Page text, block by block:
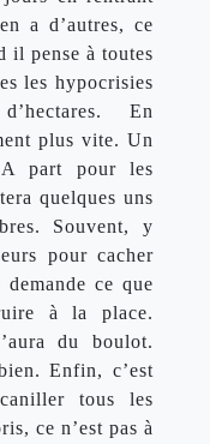
a d’autres, ce
il pense à toutes
les hypocrisies
En
plus vite. Un
part pour les
quelques uns
Souvent, y
pour cacher
ce que
à la place.
du boulot.
Enfin, c’est
tous les
ce n’est pas à